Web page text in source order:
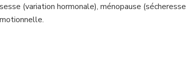
(variation hormonale), ménopause (sécheresse